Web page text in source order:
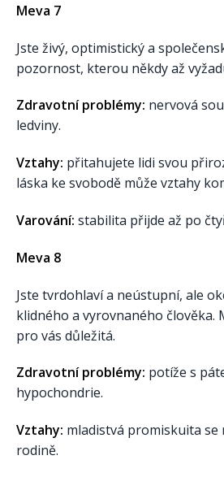
Meva 7
Jste živý, optimistický a
pozornost, kterou někdy až
Zdravotní problémy: nervová
ledviny.
Vztahy: přitahujete lidi svou
láska ke svobodě může vztahy
Varování: stabilita přijde až po
Meva 8
Jste tvrdohlaví a neústupní, ale
klidného a vyrovnaného člověka.
pro vás důležitá.
Zdravotní problémy: potíže s
hypochondrie.
Vztahy: mladistvá promiskuita se
rodině.